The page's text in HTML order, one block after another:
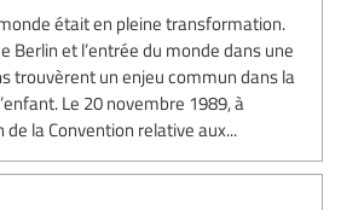
était en pleine transformation.
Berlin et l’entrée du monde dans une
trouvèrent un enjeu commun dans la
Le 20 novembre 1989, à
de la Convention relative aux...